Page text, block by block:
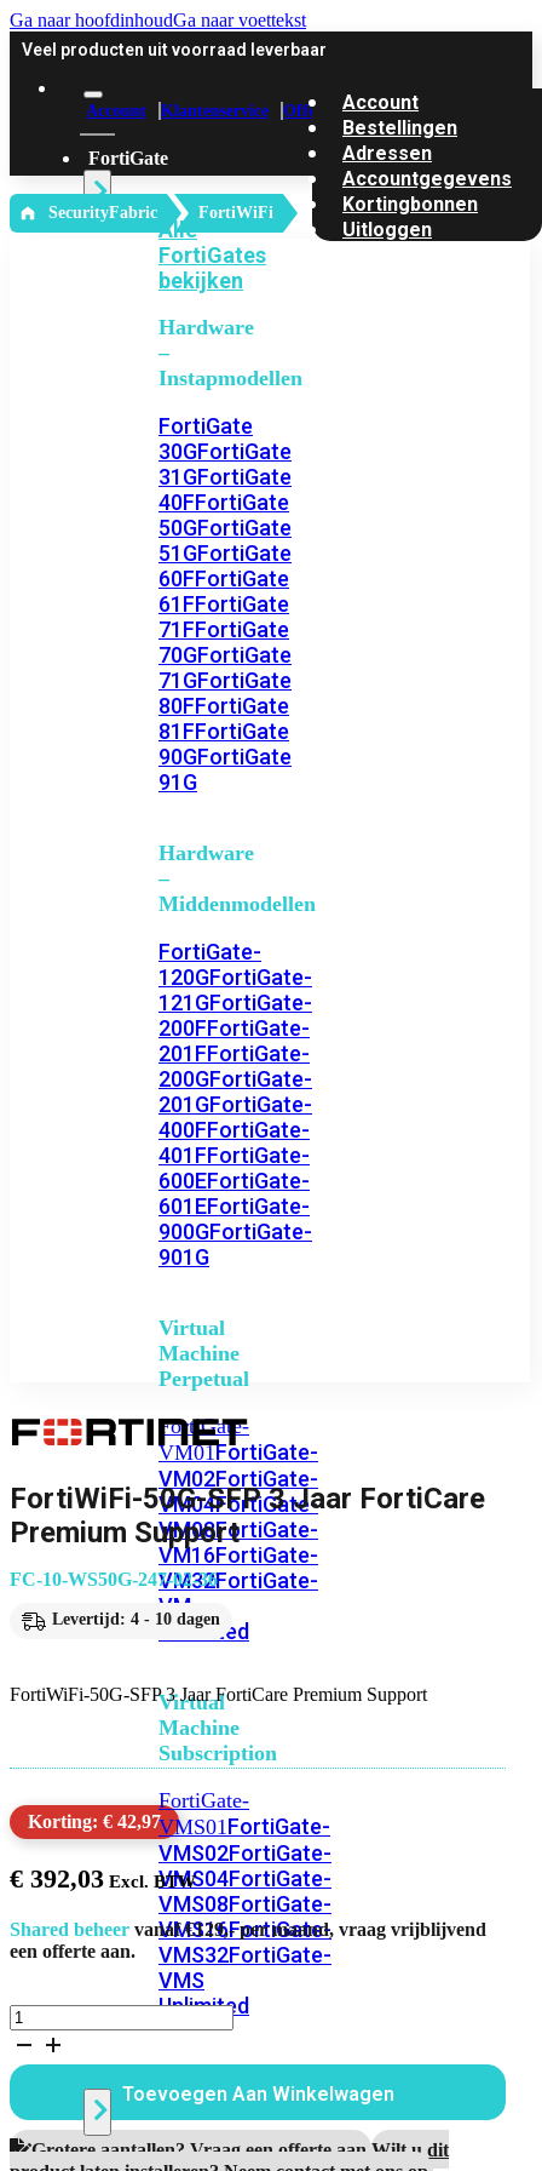
Ga naar hoofdinhoudGa naar voettekst
Veel producten uit voorraad leverbaar
Account Klantenservice Offerte
FortiGate
Alle
FortiGates
bekijken
Hardware
–
Instapmodellen
FortiGate
30GFortiGate
31GFortiGate
40FFortiGate
50GFortiGate
51GFortiGate
60FFortiGate
61FFortiGate
71FFortiGate
70GFortiGate
71GFortiGate
80FFortiGate
81FFortiGate
90GFortiGate
91G
Hardware
–
Middenmodellen
FortiGate-
120GFortiGate-
121GFortiGate-
200FFortiGate-
201FFortiGate-
200GFortiGate-
201GFortiGate-
400FFortiGate-
401FFortiGate-
600EFortiGate-
601EFortiGate-
900GFortiGate-
901G
Virtual
Machine
Perpetual
FortiGate-
VM01FortiGate-
VM02FortiGate-
VM04FortiGate-
VM08FortiGate-
VM16FortiGate-
VM32FortiGate-
VM
Unlimited
Virtual
Machine
Subscription
FortiGate-
VMS01FortiGate-
VMS02FortiGate-
VMS04FortiGate-
VMS08FortiGate-
VMS16FortiGate-
VMS32FortiGate-
VMS
Unlimited
Alle
Account
Bestellingen
Adressen
Accountgegevens
Kortingbonnen
Uitloggen
‎ SecurityFabric FortiWiFi
FortiWiFi-50G-SFP 3 Jaar FortiCare
Premium Support
FC-10-WS50G-247-02-36
Levertijd: 4 - 10 dagen
FortiWiFi-50G-SFP 3 Jaar FortiCare Premium Support
Korting: € 42,97
€ 392,03
Shared beheer vanaf €129,- per maand, vraag vrijblijvend
een offerte aan.
FortiWiFi-
50G-
3
Jaar
FortiCare
Premium
Toevoegen Aan Winkelwagen
Grotere aantallen? Vraag een offerte aan.Wilt u dit